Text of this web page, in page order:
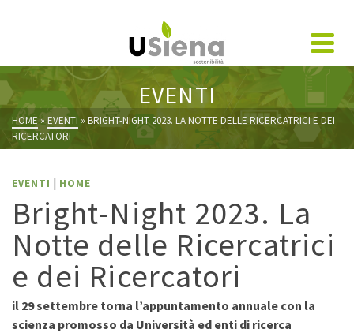
EVENTI
HOME » EVENTI » BRIGHT-NIGHT 2023. LA NOTTE DELLE RICERCATRICI E DEI
RICERCATORI
EVENTI | HOME
Bright-Night 2023. La
Notte delle Ricercatrici
e dei Ricercatori
il 29 settembre torna l’appuntamento annuale con la
scienza promosso da Università ed enti di ricerca